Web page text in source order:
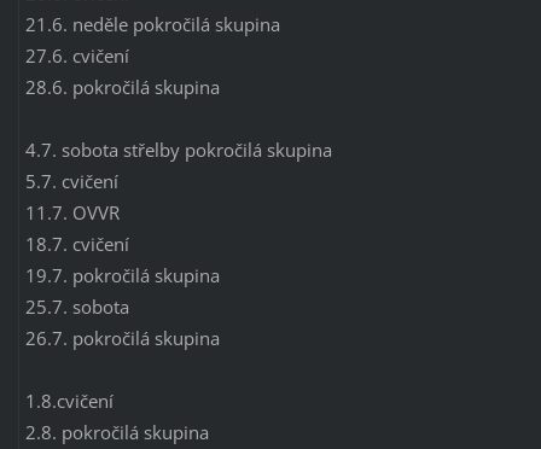
21.6. neděle pokročilá skupina
27.6. cvičení
28.6. pokročilá skupina
4.7. sobota střelby pokročilá skupina
5.7. cvičení
11.7. OVVR
18.7. cvičení
19.7. pokročilá skupina
25.7. sobota
26.7. pokročilá skupina
1.8.cvičení
2.8. pokročilá skupina